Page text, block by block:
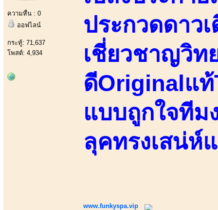
ความหื่น : 0
ออฟไลน์
กระทู้: 71,637
โพสต์: 4,934
ประกวดดาว
เชี่ยวชาญวิท
ดีOriginalแท้
แบบถูกใจทีม
ลุคทรงเสน่ห์
www.funkyspa.vip